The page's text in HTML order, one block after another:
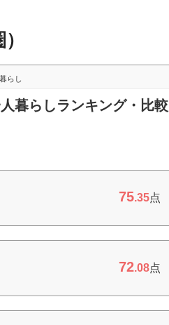
らし
暮らしランキング・比較
75.35点
72.08点